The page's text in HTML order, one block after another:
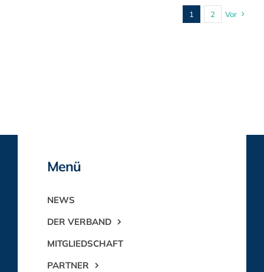
1 2 Vor
Menü
NEWS
DER VERBAND
MITGLIEDSCHAFT
PARTNER